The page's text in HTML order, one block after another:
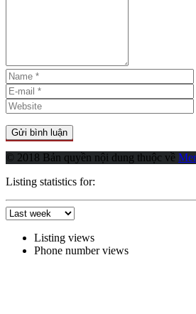
© 2018 Bản quyền nội dung thuộc về
Listing statistics for:
Listing views
Phone number views